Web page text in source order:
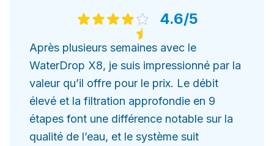
4.6/5
Après plusieurs semaines avec le
WaterDrop X8, je suis impressionné par la
valeur qu’il offre pour le prix. Le débit
élevé et la filtration approfondie en 9
étapes font une différence notable sur la
qualité de l’eau, et le système suit